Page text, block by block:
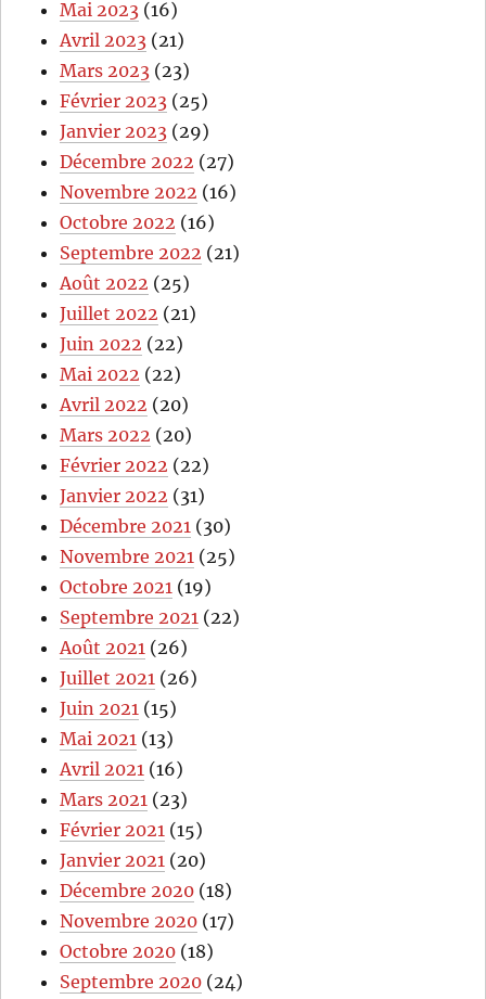
Mai 2023 (16)
Avril 2023 (21)
Mars 2023 (23)
Février 2023 (25)
Janvier 2023 (29)
Décembre 2022 (27)
Novembre 2022 (16)
Octobre 2022 (16)
Septembre 2022 (21)
Août 2022 (25)
Juillet 2022 (21)
Juin 2022 (22)
Mai 2022 (22)
Avril 2022 (20)
Mars 2022 (20)
Février 2022 (22)
Janvier 2022 (31)
Décembre 2021 (30)
Novembre 2021 (25)
Octobre 2021 (19)
Septembre 2021 (22)
Août 2021 (26)
Juillet 2021 (26)
Juin 2021 (15)
Mai 2021 (13)
Avril 2021 (16)
Mars 2021 (23)
Février 2021 (15)
Janvier 2021 (20)
Décembre 2020 (18)
Novembre 2020 (17)
Octobre 2020 (18)
Septembre 2020 (24)